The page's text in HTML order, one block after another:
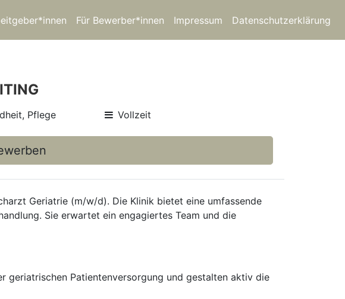
Für Bewerber*innen Impressum Datenschutzerklärung
Pflege Vollzeit
Geriatrie (m/w/d). Die Klinik bietet eine umfassende
Sie erwartet ein engagiertes Team und die
geriatrischen Patientenversorgung und gestalten aktiv die